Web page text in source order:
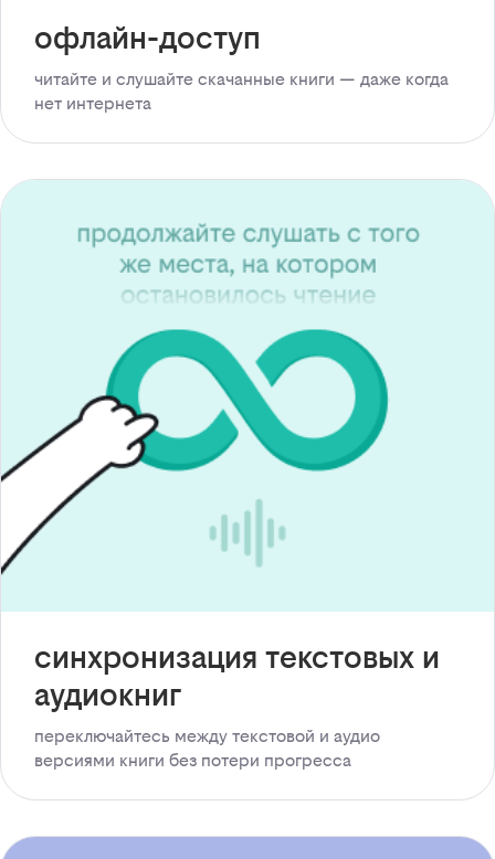
офлайн-доступ
читайте и слушайте скачанные книги — даже когда
нет интернета
синхронизация текстовых и
аудиокниг
переключайтесь между текстовой и аудио
версиями книги без потери прогресса